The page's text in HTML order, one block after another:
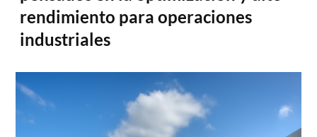
rendimiento para operaciones
industriales